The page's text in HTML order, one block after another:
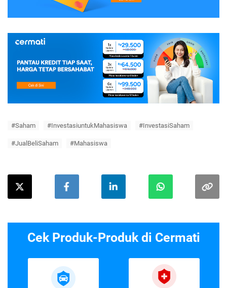
#Saham #InvestasiuntukMahasiswa #InvestasiSaham
#JualBeliSaham #Mahasiswa
Cek Produk-Produk di Cermati